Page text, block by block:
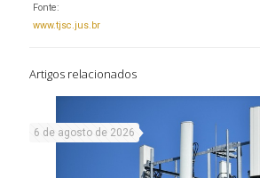
Fonte:
www.tjsc.jus.br
Artigos relacionados
6 de agosto de 2026